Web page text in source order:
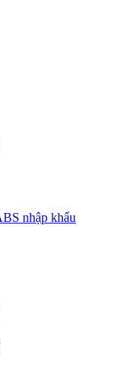
nhập khẩu